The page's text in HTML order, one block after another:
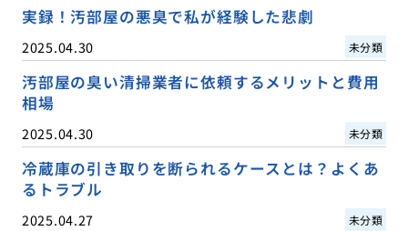
実録！汚部屋の悪臭で私が経験した悲劇
2025.04.30 未分類
汚部屋の臭い清掃業者に依頼するメリットと費用
相場
2025.04.30 未分類
冷蔵庫の引き取りを断られるケースとは？よくあ
るトラブル
2025.04.27 未分類